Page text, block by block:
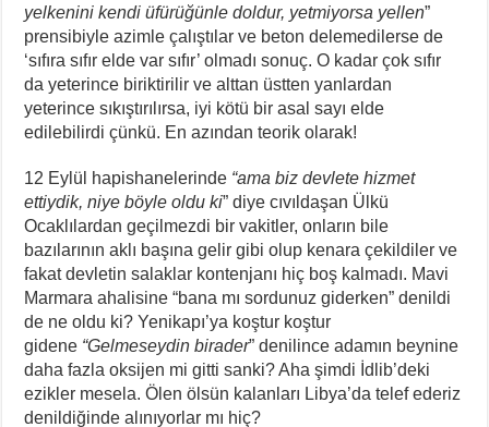
yelkenini kendi üfürüğünle doldur, yetmiyorsa yellen”
prensibiyle azimle çalıştılar ve beton delemedilerse de
‘sıfıra sıfır elde var sıfır’ olmadı sonuç. O kadar çok sıfır
da yeterince biriktirilir ve alttan üstten yanlardan
yeterince sıkıştırılırsa, iyi kötü bir asal sayı elde
edilebilirdi çünkü. En azından teorik olarak!
12 Eylül hapishanelerinde “ama biz devlete hizmet
ettiydik, niye böyle oldu ki” diye cıvıldaşan Ülkü
Ocaklılardan geçilmezdi bir vakitler, onların bile
bazılarının aklı başına gelir gibi olup kenara çekildiler ve
fakat devletin salaklar kontenjanı hiç boş kalmadı. Mavi
Marmara ahalisine “bana mı sordunuz giderken” denildi
de ne oldu ki? Yenikapı’ya koştur koştur
gidene “Gelmeseydin birader” denilince adamın beynine
daha fazla oksijen mi gitti sanki? Aha şimdi İdlib’deki
ezikler mesela. Ölen ölsün kalanları Libya’da telef ederiz
denildiğinde alınıyorlar mı hiç?